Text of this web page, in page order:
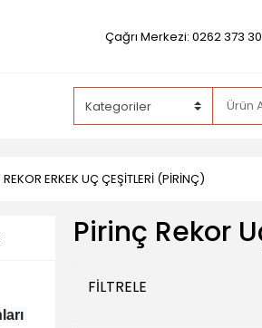
Çağrı Merkezi: 0262 373
REKOR ERKEK UÇ ÇEŞİTLERİ (PİRİNÇ)
Pirinç Rekor
FİLTRELE